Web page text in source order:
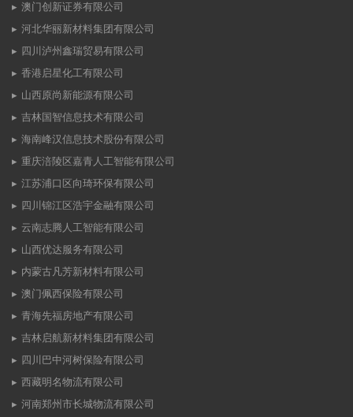
澳门创新证券有限公司
河北华丽新材料集团有限公司
四川泸州鑫瑞贸易有限公司
香港启星化工有限公司
山西原尚新能源有限公司
吉林国智信息技术有限公司
海南峰汉信息技术股份有限公司
重庆涪陵区嘉青人工智能有限公司
江苏浦口区向琦环保有限公司
四川锦江区浩宇金融有限公司
云南志腾人工智能有限公司
山西优达服务有限公司
内蒙古凡芳新材料有限公司
澳门佩西保险有限公司
青海先福房地产有限公司
吉林启航新材料集团有限公司
四川巴中河树保险有限公司
西藏明名物流有限公司
河南郑州市长城物流有限公司